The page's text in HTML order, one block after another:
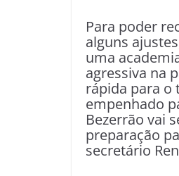
Para poder
alguns
uma
agressiva na
rápida para o
empenhado
Bezerrão vai
preparação
secretário